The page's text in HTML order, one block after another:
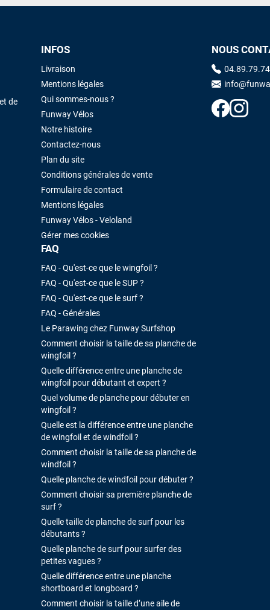
de
INFOS
Livraison
Mentions légales
Qui sommes-nous ?
Funway Vélos
Notre histoire
Contactez-nous
Plan du site
Conditions générales de vente
Formulaire de contact
Mentions légales
Funway Vélos - Veloland
Gérer mes cookies
FAQ
FAQ - Qu'est-ce que le wingfoil ?
FAQ - Qu'est-ce que le SUP ?
FAQ - Qu'est-ce que le surf ?
FAQ - Générales
Le Parawing chez Funway Surfshop
Comment choisir la taille de sa planche de
wingfoil ?
Quelle différence entre une planche de
wingfoil pour débutant et expert ?
Quel volume de planche pour débuter en
wingfoil ?
Quelle est la différence entre une planche
de wingfoil et de windfoil ?
Comment choisir la taille de sa planche de
windfoil ?
Quelle planche de windfoil pour débuter ?
Comment choisir sa première planche de
surf ?
Quelle taille de planche de surf pour les
débutants ?
Quelle planche de surf pour surfer des
petites vagues ?
Quelle différence entre une planche
shortboard et longboard ?
Comment choisir la taille d’une aile de
NOUS